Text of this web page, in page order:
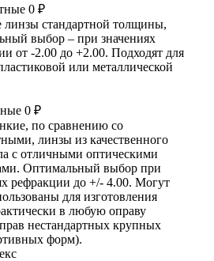
0 ₽
линзы стандартной толщины,
выбор – при значениях
от -2.00 до +2.00. Подходят для
или металлической
0 ₽
по сравнению со
линзы из качественного
с отличными оптическими
Оптимальный выбор при
рефракции до +/- 4.00. Могут
для изготовления
в любую оправу
нестандартных крупных
форм).